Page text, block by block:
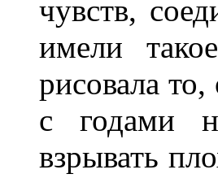
чувств,
имели
рисовала
с годами
взрывать